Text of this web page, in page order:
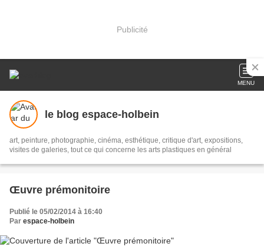
Publicité
MENU
le blog espace-holbein
art, peinture, photographie, cinéma, esthétique, critique d'art, expositions,
visites de galeries, tout ce qui concerne les arts plastiques en général
Œuvre prémonitoire
Publié le 05/02/2014 à 16:40
Par espace-holbein